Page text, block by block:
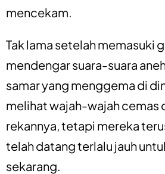
mencekam.
Tak lama setelah memasuki
mendengar suara-suara
samar yang menggema di
melihat wajah-wajah cemas
rekannya, tetapi mereka
telah datang terlalu jauh
sekarang.